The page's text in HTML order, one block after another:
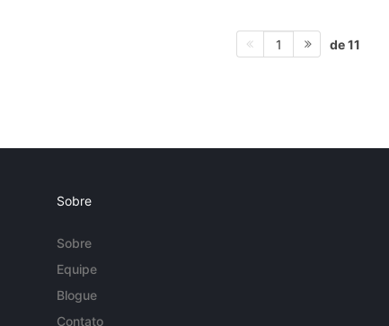
1 de 11
Sobre
Sobre
Equipe
Blogue
Contato